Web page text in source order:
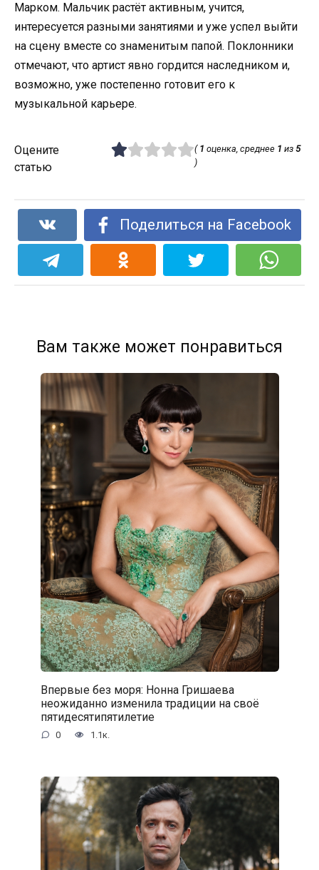
Марком. Мальчик растёт активным, учится,
интересуется разными занятиями и уже успел выйти
на сцену вместе со знаменитым папой. Поклонники
отмечают, что артист явно гордится наследником и,
возможно, уже постепенно готовит его к
музыкальной карьере.
Оцените
статью
( 1 оценка, среднее 1 из 5
)
Поделиться на Facebook
Вам также может понравиться
Впервые без моря: Нонна Гришаева
неожиданно изменила традиции на своё
пятидесятипятилетие
0 1.1к.